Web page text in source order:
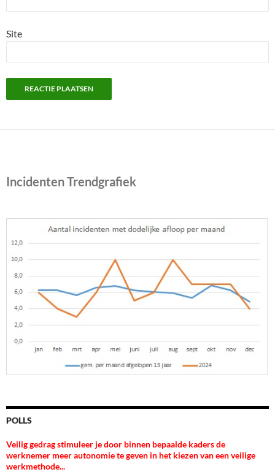
Site
Incidenten Trendgrafiek
POLLS
Veilig gedrag stimuleer je door binnen bepaalde kaders de
werknemer meer autonomie te geven in het kiezen van een veilige
werkmethode...